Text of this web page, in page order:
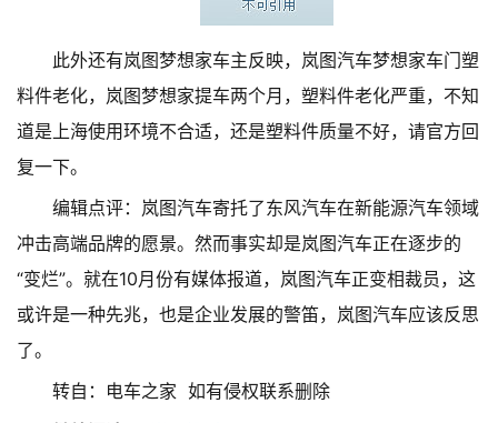
此外还有岚图梦想家车主反映，岚图汽车梦想家车门塑
料件老化，岚图梦想家提车两个月，塑料件老化严重，不知
道是上海使用环境不合适，还是塑料件质量不好，请官方回
复一下。
编辑点评：岚图汽车寄托了东风汽车在新能源汽车领域
冲击高端品牌的愿景。然而事实却是岚图汽车正在逐步的
“变烂”。就在10月份有媒体报道，岚图汽车正变相裁员，这
或许是一种先兆，也是企业发展的警笛，岚图汽车应该反思
了。
转自：电车之家 如有侵权联系删除